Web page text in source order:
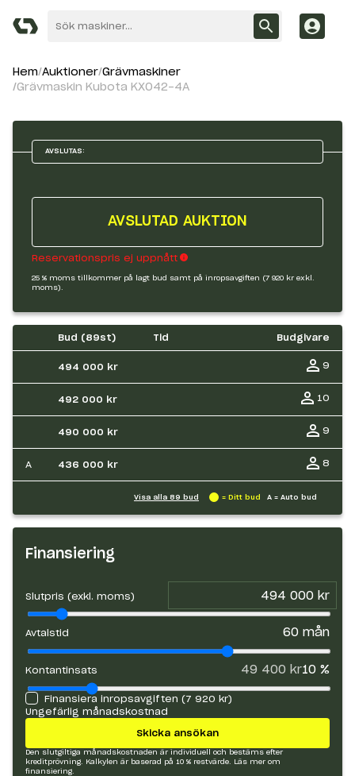
Hem Auktioner Grävmaskiner
Grävmaskin Kubota KX042-4A
AVSLUTAS:
AVSLUTAD AUKTION
Reservationspris ej uppnått
25 % moms tillkommer på lagt bud samt på inropsavgiften (7 920 kr exkl.
moms).
Bud (89st) Tid Budgivare
494 000 kr 9
492 000 kr 10
490 000 kr 9
A 436 000 kr 8
Visa alla 89 bud = Ditt bud A = Auto bud
Finansiering
Slutpris (exkl. moms)
Avtalstid 60 mån
Kontantinsats 49 400 kr10 %
Finansiera inropsavgiften (7 920 kr)
Ungefärlig månadskostnad
Skicka ansökan
Den slutgiltiga månadskostnaden är individuell och bestäms efter
kreditprövning. Kalkylen är baserad på 10 % restvärde.
Läs mer om
finansiering.